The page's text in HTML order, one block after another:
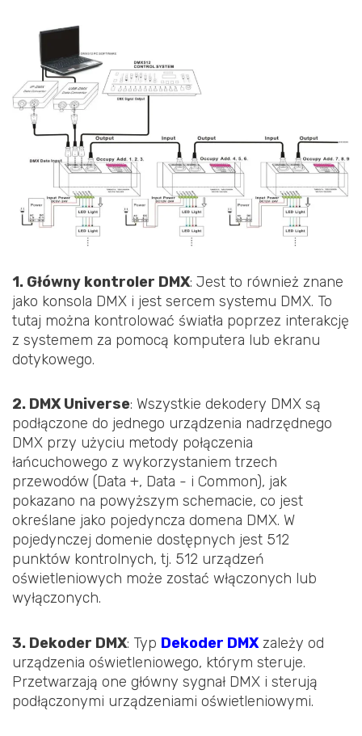
1. Główny kontroler DMX: Jest to również znane
jako konsola DMX i jest sercem systemu DMX. To
tutaj można kontrolować światła poprzez interakcję
z systemem za pomocą komputera lub ekranu
dotykowego.
2. DMX Universe: Wszystkie dekodery DMX są
podłączone do jednego urządzenia nadrzędnego
DMX przy użyciu metody połączenia
łańcuchowego z wykorzystaniem trzech
przewodów (Data +, Data - i Common), jak
pokazano na powyższym schemacie, co jest
określane jako pojedyncza domena DMX. W
pojedynczej domenie dostępnych jest 512
punktów kontrolnych, tj. 512 urządzeń
oświetleniowych może zostać włączonych lub
wyłączonych.
3. Dekoder DMX: Typ Dekoder DMXzależy od
urządzenia oświetleniowego, którym steruje.
Przetwarzają one główny sygnał DMX i sterują
podłączonymi urządzeniami oświetleniowymi.